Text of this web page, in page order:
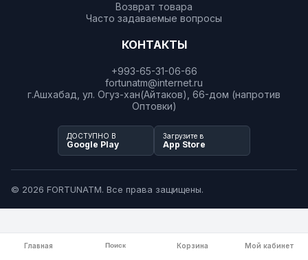
Возврат товара
Часто задаваемые вопросы
КОНТАКТЫ
+993-65-31-06-66
fortunatm@internet.ru
г.Ашхабад, ул. Огуз-хан(Айтаков), 66-дом (напротив
Оптовки)
ДОСТУПНО В
Google Play
Загрузите в
App Store
© 2026 FORTUNATM. Все права защищены.
Главная Поиск Корзина Мой кабинет